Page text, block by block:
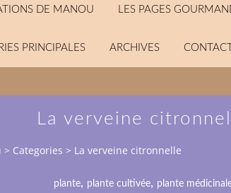
DE MANOU LES PAGES
PRINCIPALES ARCHIVES CONTACT
La verveine
> Categories > La verveine citronnelle
plante, plante cultivée, plante